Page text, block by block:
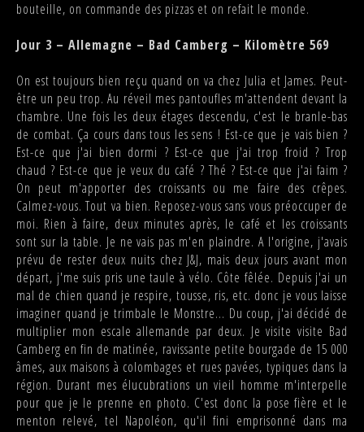
bouteille, on commande des pizzas et on refait le monde.
Jour 3 – Allemagne – Bad Camberg – Kilomètre 569
On est toujours bien reçu quand on va chez Julia et James. Peut-
être un peu trop. Au réveil mes pantoufles m'attendent devant la
chambre. Une fois les deux étages descendu, c'est le branle-bas
de combat. Ça cours dans tous les sens ! Est-ce que je vais bien ?
Est-ce que j'ai bien dormi ? Est-ce que j'ai trop froid ? Trop
chaud ? Est-ce que je veux du café ? Thé ? Est-ce que j'ai faim ?
On peut m'apporter des croissants ou me faire des crêpes.
Calmez-vous. Tout va bien. Reposez-vous sans vous préoccuper de
moi. Rien à faire, deux minutes après, le café et les croissants
sont sur la table. Je ne vais pas m'en plaindre. A l'origine, j'avais
prévu de rester deux nuits chez J&J, mais deux jours avant mon
départ, j'me suis pris une taule à vélo. Côte fêlée. Depuis j'ai un
mal de chien quand je respire, tousse, ris, etc. donc je vous laisse
imaginer quand je trimbale le Monstre... Du coup, j'ai décidé de
multiplier mon escale allemande par deux. Je visite visite Bad
Camberg en fin de matinée, ravissante petite bourgade de 15 000
âmes, aux maisons à colombages et rues pavées, typiques dans la
région. Durant mes élucubrations un vieil homme m'interpelle
pour que je le prenne en photo. C'est donc la pose fière et le
menton relevé, tel Napoléon, qu'il fini emprisonné dans ma